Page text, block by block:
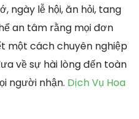
ngày lễ hội, ăn hỏi, tang
an tâm rằng mọi đơn
một cách chuyên nghiệp
về sự hài lòng đến toàn
người nhận. Dịch Vụ Hoa